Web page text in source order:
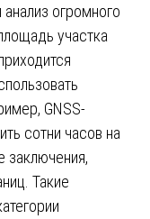
анализ огромного
участка
GNSS-
сотни часов на
заключения,
Такие